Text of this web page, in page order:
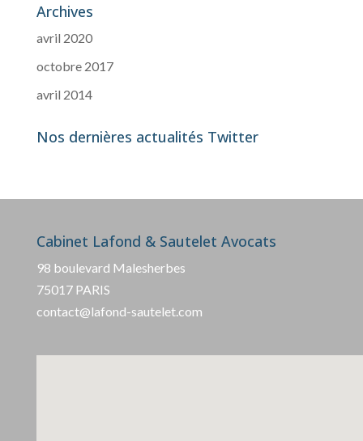
Archives
avril 2020
octobre 2017
avril 2014
Nos dernières actualités Twitter
Cabinet Lafond & Sautelet Avocats
98 boulevard Malesherbes
75017 PARIS
contact@lafond-sautelet.com